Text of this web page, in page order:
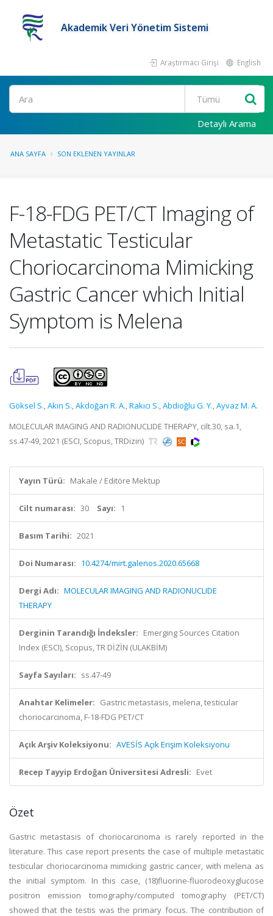
Akademik Veri Yönetim Sistemi
Araştırmacı Girişi English
Ara
Detaylı Arama
ANA SAYFA SON EKLENEN YAYINLAR
F-18-FDG PET/CT Imaging of
Metastatic Testicular
Choriocarcinoma Mimicking
Gastric Cancer which Initial
Symptom is Melena
Göksel S.,Akın S.,Akdoğan R. A.,Rakıcı S.,Abdioğlu G. Y.,Ayvaz M. A.
MOLECULAR IMAGING AND RADIONUCLIDE THERAPY, cilt.30, sa.1,
ss.47-49, 2021 (ESCI, Scopus, TRDizin)
Yayın Türü: Makale / Editöre Mektup
Cilt numarası: 30 Sayı: 1
Basım Tarihi: 2021
Doi Numarası: 10.4274/mirt.galenos.2020.65668
Dergi Adı: MOLECULAR IMAGING AND RADIONUCLIDE
THERAPY
Derginin Tarandığı İndeksler: Emerging Sources Citation
Index (ESCI), Scopus, TR DİZİN (ULAKBİM)
Sayfa Sayıları: ss.47-49
Anahtar Kelimeler: Gastric metastasis, melena, testicular
choriocarcinoma, F-18-FDG PET/CT
Açık Arşiv Koleksiyonu: AVESİS Açık Erişim Koleksiyonu
Recep Tayyip Erdoğan Üniversitesi Adresli: Evet
Özet
Gastric metastasis of choriocarcinoma is rarely reported in the
literature. This case report presents the case of multiple metastatic
testicular choriocarcinoma mimicking gastric cancer, with melena as
the initial symptom. In this case, (18)fluorine-fluorodeoxyglucose
positron emission tomography/computed tomography (PET/CT)
showed that the testis was the primary focus. The contribution of